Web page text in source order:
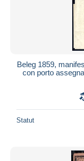
Beleg 1859,
con porto
Statut